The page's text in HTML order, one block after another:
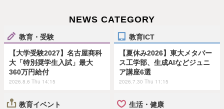
NEWS CATEGORY
教育・受験
【大学受験2027】名古屋商科
大「特別奨学生入試」最大
360万円給付
2026.8.6 Thu 14:15
教育ICT
【夏休み2026】東大メタバー
ス工学部、生成AIなどジュニ
ア講座6選
2026.7.30 Thu 11:15
教育イベント 生活・健康